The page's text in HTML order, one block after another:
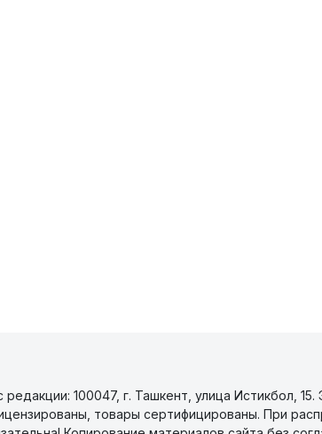
100047, г. Ташкент, улица Истикбол, 15.
товары сертифицированы. При